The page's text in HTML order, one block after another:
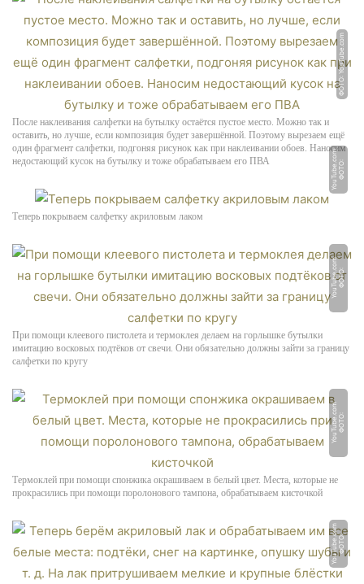
ФОТО: YouTube.com
После наклеивания салфетки на бутылку остаётся пустое место. Можно так и
оставить, но лучше, если композиция будет завершённой. Поэтому вырезаем ещё
один фрагмент салфетки, подгоняя рисунок как при наклеивании обоев. Наносим
недостающий кусок на бутылку и тоже обрабатываем его ПВА
Ф
О
Т
О:
Y
o
u
T
u
b
e.
c
o
m
Теперь покрываем салфетку акриловым лаком
Ф
О
Т
О:
Y
o
u
T
u
b
e.
c
o
m
При помощи клеевого пистолета и термоклея делаем на горлышке бутылки
имитацию восковых подтёков от свечи. Они обязательно должны зайти за границу
салфетки по кругу
Ф
О
Т
О:
Y
o
u
T
u
b
e.
c
o
m
Термоклей при помощи спонжика окрашиваем в белый цвет. Места, которые не
прокрасились при помощи поролонового тампона, обрабатываем кисточкой
Ф
О
Т
О:
Y
o
u
T
u
b
e.
c
o
m